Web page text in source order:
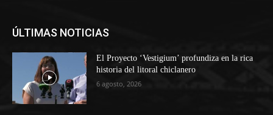
ÚLTIMAS NOTICIAS
El Proyecto ‘Vestigium’ profundiza en la rica
historia del litoral chiclanero
6 agosto, 2026